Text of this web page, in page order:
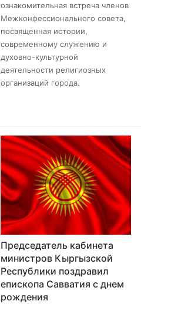
ознакомительная встреча членов
Межконфессионального совета,
посвященная истории,
современному служению и
духовно-культурной
деятельности религиозных
организаций города.
Председатель кабинета
министров Кыргызской
Республики поздравил
епископа Савватия с днем
рождения